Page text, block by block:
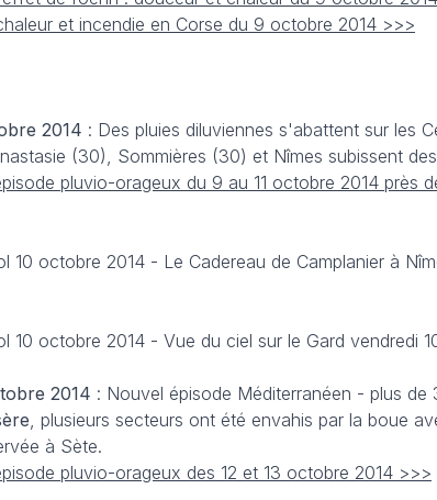
et incendie en Corse du 9 octobre 2014 >>>
2014 : Des pluies diluviennes s'abattent sur les
(30), Sommières (30) et Nîmes subissent
pluvio-orageux du 9 au 11 octobre 2014 près
10 octobre 2014 - Le Cadereau de Camplanier à
10 octobre 2014 - Vue du ciel sur le Gard vendredi
2014 : Nouvel épisode Méditerranéen - plus
, plusieurs secteurs ont été envahis par la boue
à Sète.
pluvio-orageux des 12 et 13 octobre 2014 >>>